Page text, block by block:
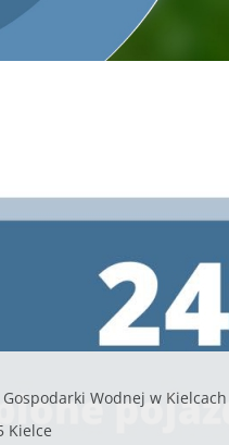
— Od lipca
wzrost
papieru. Od
powiedział
Zgodnie z
recyklingu i
segregowane
2016 roku 29%
Wodnej w Kielcach
Kielce